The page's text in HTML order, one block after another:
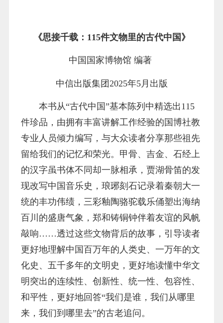
《思接千载：115件文物里的古代中国》
中国国家博物馆 编著
中信出版集团2025年5月出版
本书从“古代中国”基本陈列中精选出115
件珍品，由拥有丰富讲解工作经验的国博社教
专业人员倾力编写，与大众读者分享那些祖先
留给我们的记忆和荣光。甲骨、吉金、石经上
的汉字虽书体不同却一脉相承，贾湖骨笛的发
现改写中国音乐史，琅琊刻石记录着秦朝大一
统的丰功伟绩，三彩釉陶骆驼载乐俑塑出海纳
百川的盛唐气象，郑和铸铜钟伴着友谊的风帆
敲响……透过这些文物背后的故事，引导读者
更好地理解中国百万年的人类史、一万年的文
化史、五千多年的文明史，更好地读懂中华文
明突出的连续性、创新性、统一性、包容性、
和平性，更好地回答“我们是谁，我们从哪里
来，我们到哪里去”的古老追问。